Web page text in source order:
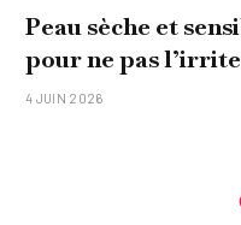
Peau sèche et
pour ne pas
4 JUIN 2026